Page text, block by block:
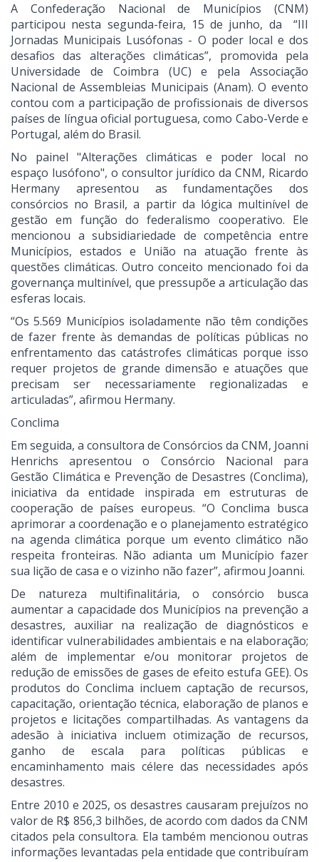
A Confederação Nacional de Municípios (CNM)
participou nesta segunda-feira, 15 de junho, da “III
Jornadas Municipais Lusófonas - O poder local e dos
desafios das alterações climáticas”, promovida pela
Universidade de Coimbra (UC) e pela Associação
Nacional de Assembleias Municipais (Anam). O evento
contou com a participação de profissionais de diversos
países de língua oficial portuguesa, como Cabo-Verde e
Portugal, além do Brasil.
No painel "Alterações climáticas e poder local no
espaço lusófono", o consultor jurídico da CNM, Ricardo
Hermany apresentou as fundamentações dos
consórcios no Brasil, a partir da lógica multinível de
gestão em função do federalismo cooperativo. Ele
mencionou a subsidiariedade de competência entre
Municípios, estados e União na atuação frente às
questões climáticas. Outro conceito mencionado foi da
governança multinível, que pressupõe a articulação das
esferas locais.
“Os 5.569 Municípios isoladamente não têm condições
de fazer frente às demandas de políticas públicas no
enfrentamento das catástrofes climáticas porque isso
requer projetos de grande dimensão e atuações que
precisam ser necessariamente regionalizadas e
articuladas”, afirmou Hermany.
Conclima
Em seguida, a consultora de Consórcios da CNM, Joanni
Henrichs apresentou o Consórcio Nacional para
Gestão Climática e Prevenção de Desastres (Conclima),
iniciativa da entidade inspirada em estruturas de
cooperação de países europeus. “O Conclima busca
aprimorar a coordenação e o planejamento estratégico
na agenda climática porque um evento climático não
respeita fronteiras. Não adianta um Município fazer
sua lição de casa e o vizinho não fazer”, afirmou Joanni.
De natureza multifinalitária, o consórcio busca
aumentar a capacidade dos Municípios na prevenção a
desastres, auxiliar na realização de diagnósticos e
identificar vulnerabilidades ambientais e na elaboração;
além de implementar e/ou monitorar projetos de
redução de emissões de gases de efeito estufa GEE). Os
produtos do Conclima incluem captação de recursos,
capacitação, orientação técnica, elaboração de planos e
projetos e licitações compartilhadas. As vantagens da
adesão à iniciativa incluem otimização de recursos,
ganho de escala para políticas públicas e
encaminhamento mais célere das necessidades após
desastres.
Entre 2010 e 2025, os desastres causaram prejuízos no
valor de R$ 856,3 bilhões, de acordo com dados da CNM
citados pela consultora. Ela também mencionou outras
informações levantadas pela entidade que contribuíram